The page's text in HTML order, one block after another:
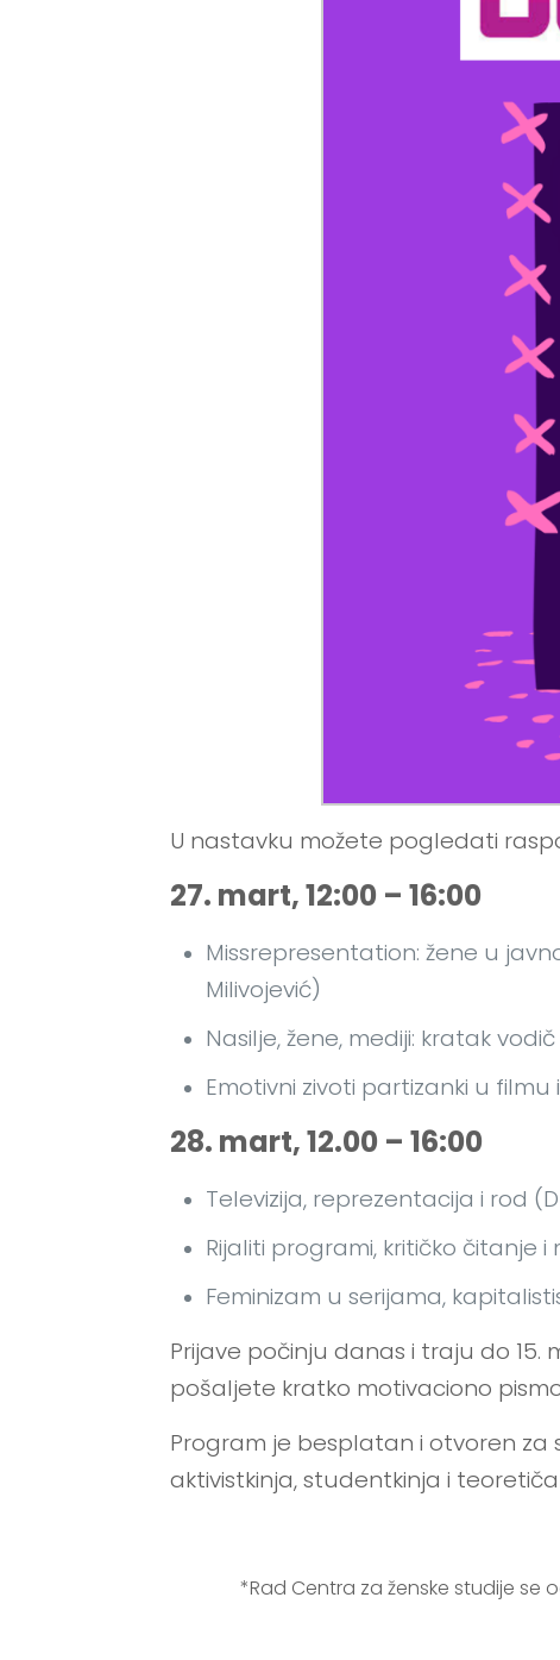
U nastavku možete pogledati
27. mart, 12:00 – 16:00
Missrepresentation: žene u
Milivojević)
Nasilje, žene, mediji: kratak
Emotivni zivoti partizanki u
28. mart, 12.00 – 16:00
Televizija, reprezentacija i rod
Rijaliti programi, kritičko čitanje
Feminizam u serijama,
Prijave počinju danas i traju do
pošaljete kratko motivaciono
Program je besplatan i otvoren za
aktivistkinja, studentkinja i
*Rad Centra za ženske studije